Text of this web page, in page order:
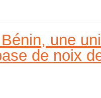
une
de noix